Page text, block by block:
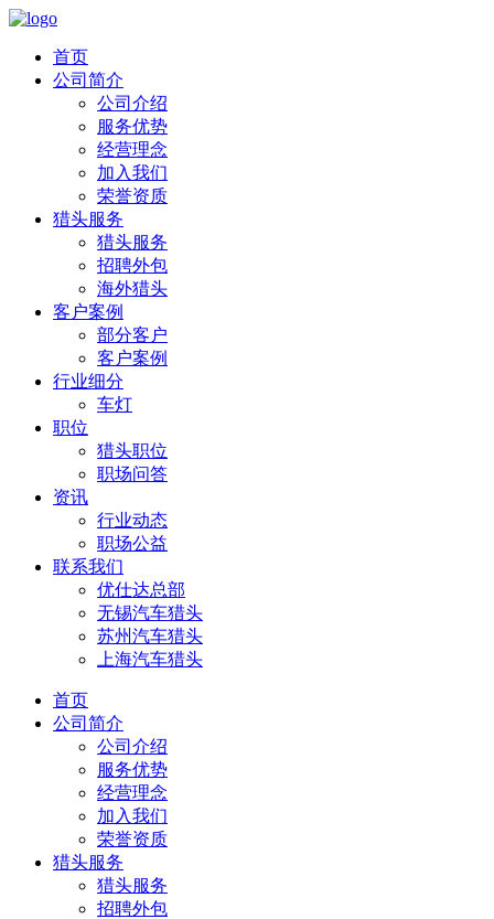
首页
公司简介
公司介绍
服务优势
经营理念
加入我们
荣誉资质
猎头服务
猎头服务
招聘外包
海外猎头
客户案例
部分客户
客户案例
行业细分
车灯
职位
猎头职位
职场问答
资讯
行业动态
职场公益
联系我们
优仕达总部
无锡汽车猎头
苏州汽车猎头
上海汽车猎头
首页
公司简介
公司介绍
服务优势
经营理念
加入我们
荣誉资质
猎头服务
猎头服务
招聘外包